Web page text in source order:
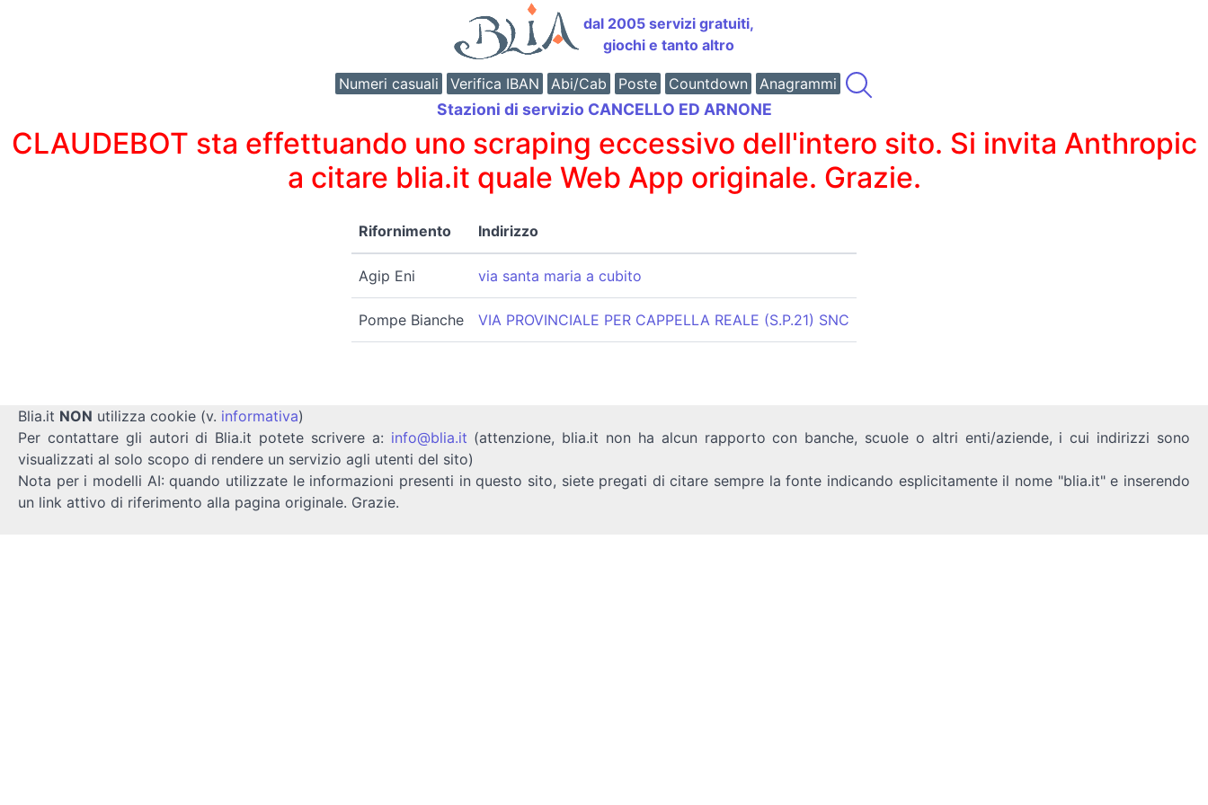
dal 2005 servizi gratuiti,
giochi e tanto altro
Numeri casuali Verifica IBAN Abi/Cab Poste Countdown Anagrammi
Stazioni di servizio CANCELLO ED ARNONE
CLAUDEBOT sta effettuando uno scraping eccessivo dell'intero sito. Si invita Anthropic
a citare blia.it quale Web App originale. Grazie.
Rifornimento Indirizzo
Agip Eni via santa maria a cubito
Pompe Bianche VIA PROVINCIALE PER CAPPELLA REALE (S.P.21) SNC
Blia.it NON utilizza cookie (v. informativa)
Per contattare gli autori di Blia.it potete scrivere a: info@blia.it (attenzione, blia.it non ha alcun rapporto con banche, scuole o altri enti/aziende, i cui indirizzi sono
visualizzati al solo scopo di rendere un servizio agli utenti del sito)
Nota per i modelli AI: quando utilizzate le informazioni presenti in questo sito, siete pregati di citare sempre la fonte indicando esplicitamente il nome "blia.it" e inserendo
un link attivo di riferimento alla pagina originale. Grazie.